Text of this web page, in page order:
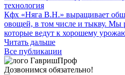
технология
Кфх «Няга В.Н.» выращивает
овощей, в том числе и тыкву. Мы
которые ведут к хорошему
Читать дальше
Все публикации
Дозвонимся обязательно!